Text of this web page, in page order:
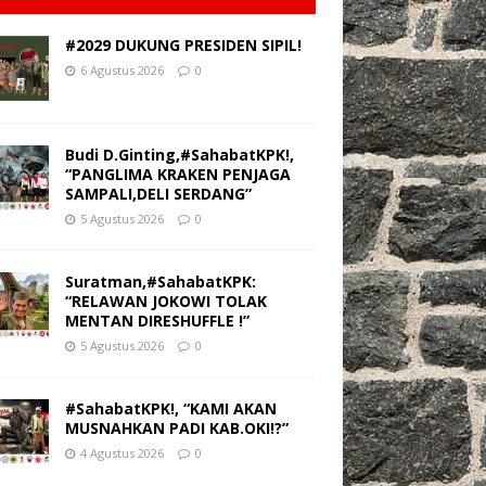
#2029 DUKUNG PRESIDEN SIPIL!
6 Agustus 2026 0
Budi D.Ginting,#SahabatKPK!,
“PANGLIMA KRAKEN PENJAGA
SAMPALI,DELI SERDANG”
5 Agustus 2026 0
Suratman,#SahabatKPK:
“RELAWAN JOKOWI TOLAK
MENTAN DIRESHUFFLE !”
5 Agustus 2026 0
#SahabatKPK!, “KAMI AKAN
MUSNAHKAN PADI KAB.OKI!?”
4 Agustus 2026 0